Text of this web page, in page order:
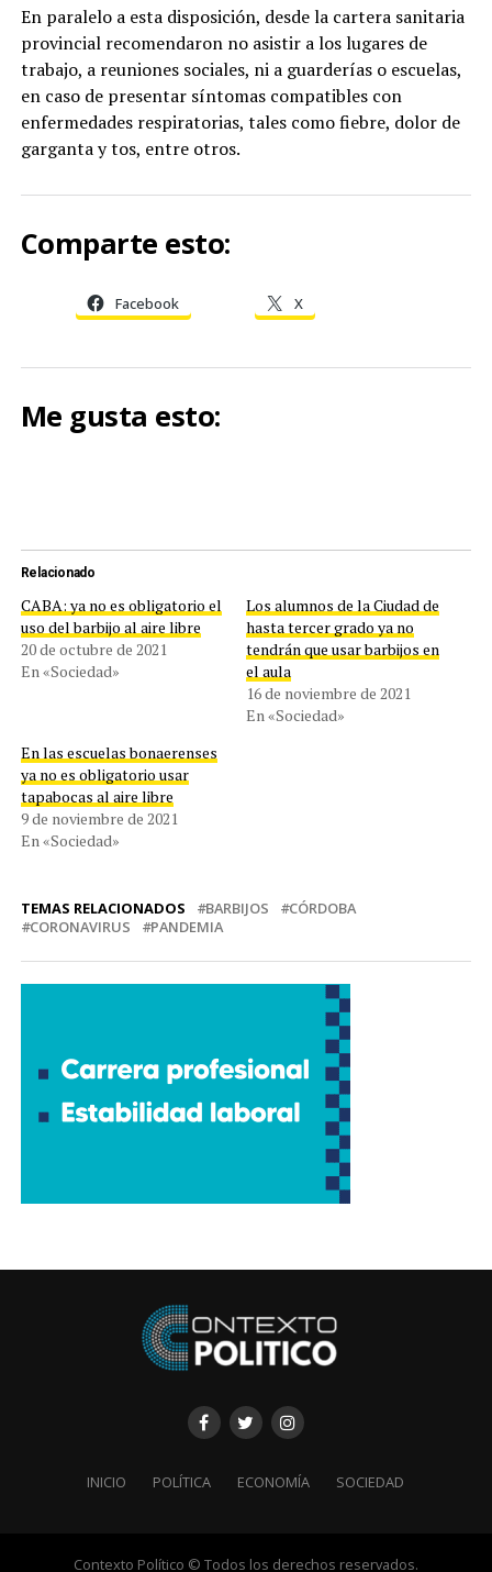
En paralelo a esta disposición, desde la cartera sanitaria
provincial recomendaron no asistir a los lugares de
trabajo, a reuniones sociales, ni a guarderías o escuelas,
en caso de presentar síntomas compatibles con
enfermedades respiratorias, tales como fiebre, dolor de
garganta y tos, entre otros.
Comparte esto:
Facebook X
Me gusta esto:
Relacionado
CABA: ya no es obligatorio el
uso del barbijo al aire libre
20 de octubre de 2021
En «Sociedad»
Los alumnos de la Ciudad de
hasta tercer grado ya no
tendrán que usar barbijos en
el aula
16 de noviembre de 2021
En «Sociedad»
En las escuelas bonaerenses
ya no es obligatorio usar
tapabocas al aire libre
9 de noviembre de 2021
En «Sociedad»
TEMAS RELACIONADOS BARBIJOS
CÓRDOBA
CORONAVIRUS
PANDEMIA
INICIO POLÍTICA ECONOMÍA SOCIEDAD
Contexto Político © Todos los derechos reservados.